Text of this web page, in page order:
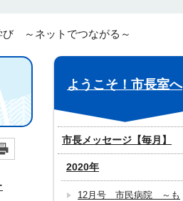
～ネットでつながる～
ようこそ！市長室へ
市長メッセージ【毎月】
2020年
12月号 市民病院 ～も